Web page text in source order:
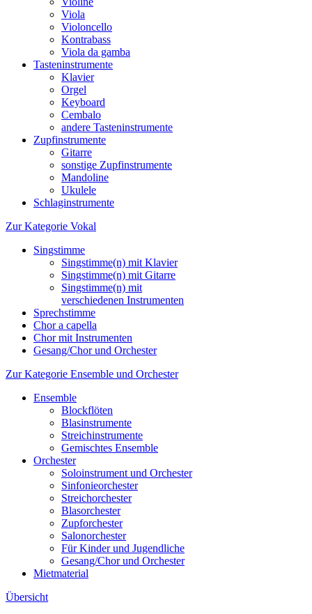
Viola
Violoncello
Kontrabass
Viola da gamba
Tasteninstrumente
Klavier
Orgel
Keyboard
Cembalo
andere Tasteninstrumente
Zupfinstrumente
Gitarre
sonstige Zupfinstrumente
Mandoline
Ukulele
Schlaginstrumente
Zur Kategorie Vokal
Singstimme
Singstimme(n) mit Klavier
Singstimme(n) mit Gitarre
Singstimme(n) mit
verschiedenen Instrumenten
Sprechstimme
Chor a capella
Chor mit Instrumenten
Gesang/Chor und Orchester
Zur Kategorie Ensemble und Orchester
Ensemble
Blockflöten
Blasinstrumente
Streichinstrumente
Gemischtes Ensemble
Orchester
Soloinstrument und Orchester
Sinfonieorchester
Streichorchester
Blasorchester
Zupforchester
Salonorchester
Für Kinder und Jugendliche
Gesang/Chor und Orchester
Mietmaterial
Übersicht